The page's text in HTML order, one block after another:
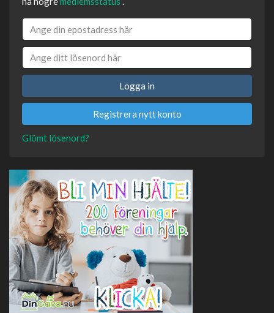
Logga in
Registrera nytt konto
Glömt lösenord?